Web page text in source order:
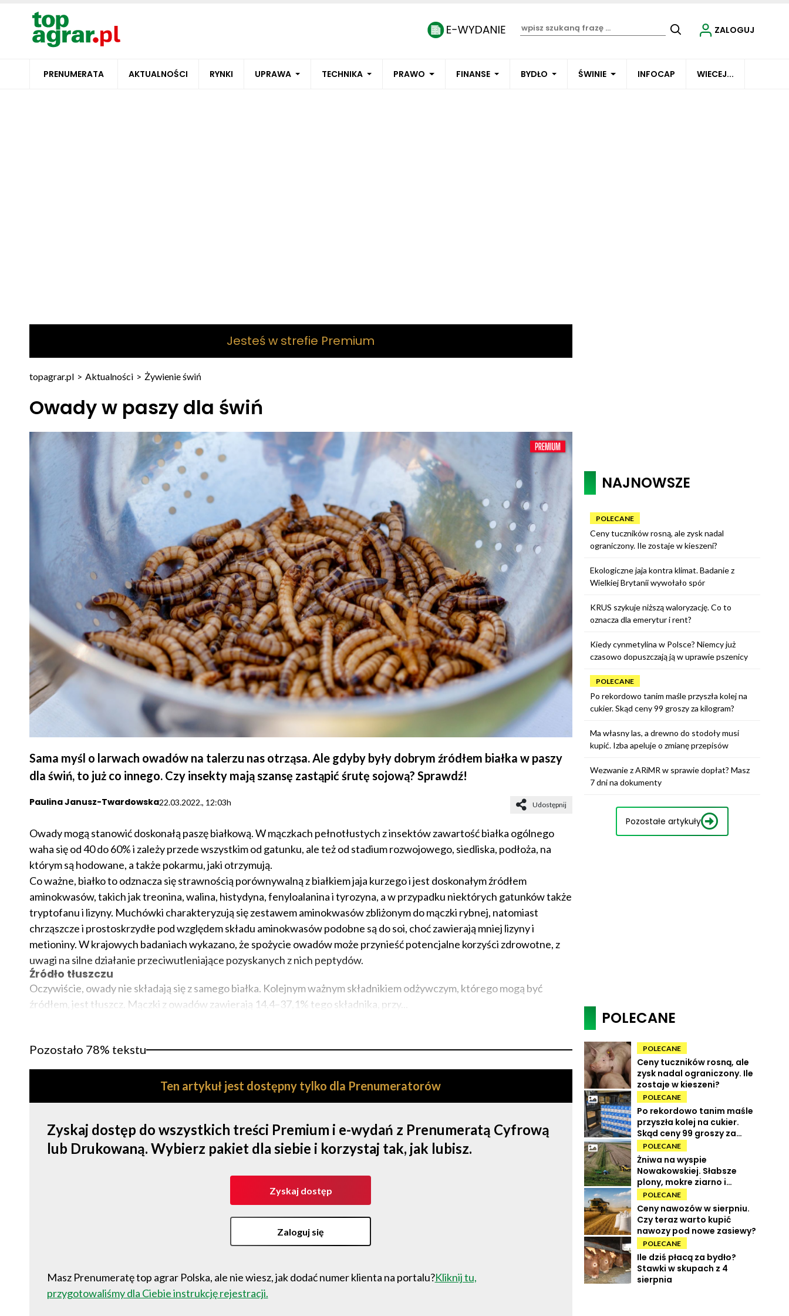
PRENUMERATA AKTUALNOŚCI RYNKI UPRAWA TECHNIKA PRAWO FINANSE BYDŁO ŚWINIE INFOCAP WIECEJ...
ZALOGUJ
Jesteś w strefie Premium
topagrar.pl > Aktualności > Żywienie świń
Owady w paszy dla świń
Sama myśl o larwach owadów na talerzu nas otrząsa. Ale gdyby były dobrym źródłem białka w paszy
dla świń, to już co innego. Czy insekty mają szansę zastąpić śrutę sojową? Sprawdź!
Paulina Janusz-Twardowska22.03.2022., 12:03h Udostępnij
Owady mogą stanowić doskonałą paszę białkową. W mączkach pełnotłustych z insektów zawartość białka ogólnego
waha się od 40 do 60% i zależy przede wszystkim od gatunku, ale też od stadium rozwojowego, siedliska, podłoża, na
którym są hodowane, a także pokarmu, jaki otrzymują.
Co ważne, białko to odznacza się strawnością porównywalną z białkiem jaja kurzego i jest doskonałym źródłem
aminokwasów, takich jak treonina, walina, histydyna, fenyloalanina i tyrozyna, a w przypadku niektórych gatunków także
tryptofanu i lizyny. Muchówki charakteryzują się zestawem aminokwasów zbliżonym do mączki rybnej, natomiast
chrząszcze i prostoskrzydłe pod względem składu aminokwasów podobne są do soi, choć zawierają mniej lizyny i
metioniny. W krajowych badaniach wykazano, że spożycie owadów może przynieść potencjalne korzyści zdrowotne, z
uwagi na silne działanie przeciwutleniające pozyskanych z nich peptydów.
Źródło tłuszczu
Oczywiście, owady nie składają się z samego białka. Kolejnym ważnym składnikiem odżywczym, którego mogą być
źródłem, jest tłuszcz. Mączki z owadów zawierają 14,4–37,1% tego składnika, przy...
Pozostało 78% tekstu
Ten artykuł jest dostępny tylko dla Prenumeratorów
Zyskaj dostęp do wszystkich treści Premium i e-wydań z Prenumeratą Cyfrową
lub Drukowaną. Wybierz pakiet dla siebie i korzystaj tak, jak lubisz.
Zyskaj dostęp
Zaloguj się
Masz Prenumeratę top agrar Polska, ale nie wiesz, jak dodać numer klienta na portalu?Kliknij tu,
przygotowaliśmy dla Ciebie instrukcję rejestracji.
NAJNOWSZE
POLECANE
Ceny tuczników rosną, ale zysk nadal
ograniczony. Ile zostaje w kieszeni?
Ekologiczne jaja kontra klimat. Badanie z
Wielkiej Brytanii wywołało spór
KRUS szykuje niższą waloryzację. Co to
oznacza dla emerytur i rent?
Kiedy cynmetylina w Polsce? Niemcy już
czasowo dopuszczają ją w uprawie pszenicy
POLECANE
Po rekordowo tanim maśle przyszła kolej na
cukier. Skąd ceny 99 groszy za kilogram?
Ma własny las, a drewno do stodoły musi
kupić. Izba apeluje o zmianę przepisów
Wezwanie z ARiMR w sprawie dopłat? Masz
7 dni na dokumenty
Pozostałe artykuły
POLECANE
POLECANE
Ceny tuczników rosną, ale
zysk nadal ograniczony. Ile
zostaje w kieszeni?
POLECANE
Po rekordowo tanim maśle
przyszła kolej na cukier.
Skąd ceny 99 groszy za
kilogram?
POLECANE
Żniwa na wyspie
Nowakowskiej. Słabsze
plony, mokre ziarno i
wysokie koszty
POLECANE
Ceny nawozów w sierpniu.
Czy teraz warto kupić
nawozy pod nowe zasiewy?
POLECANE
Ile dziś płacą za bydło?
Stawki w skupach z 4
sierpnia